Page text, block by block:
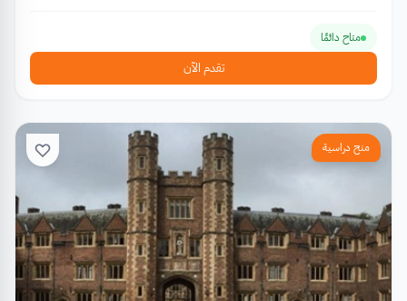
متاح دائمًا
تقدم الآن
منح دراسية